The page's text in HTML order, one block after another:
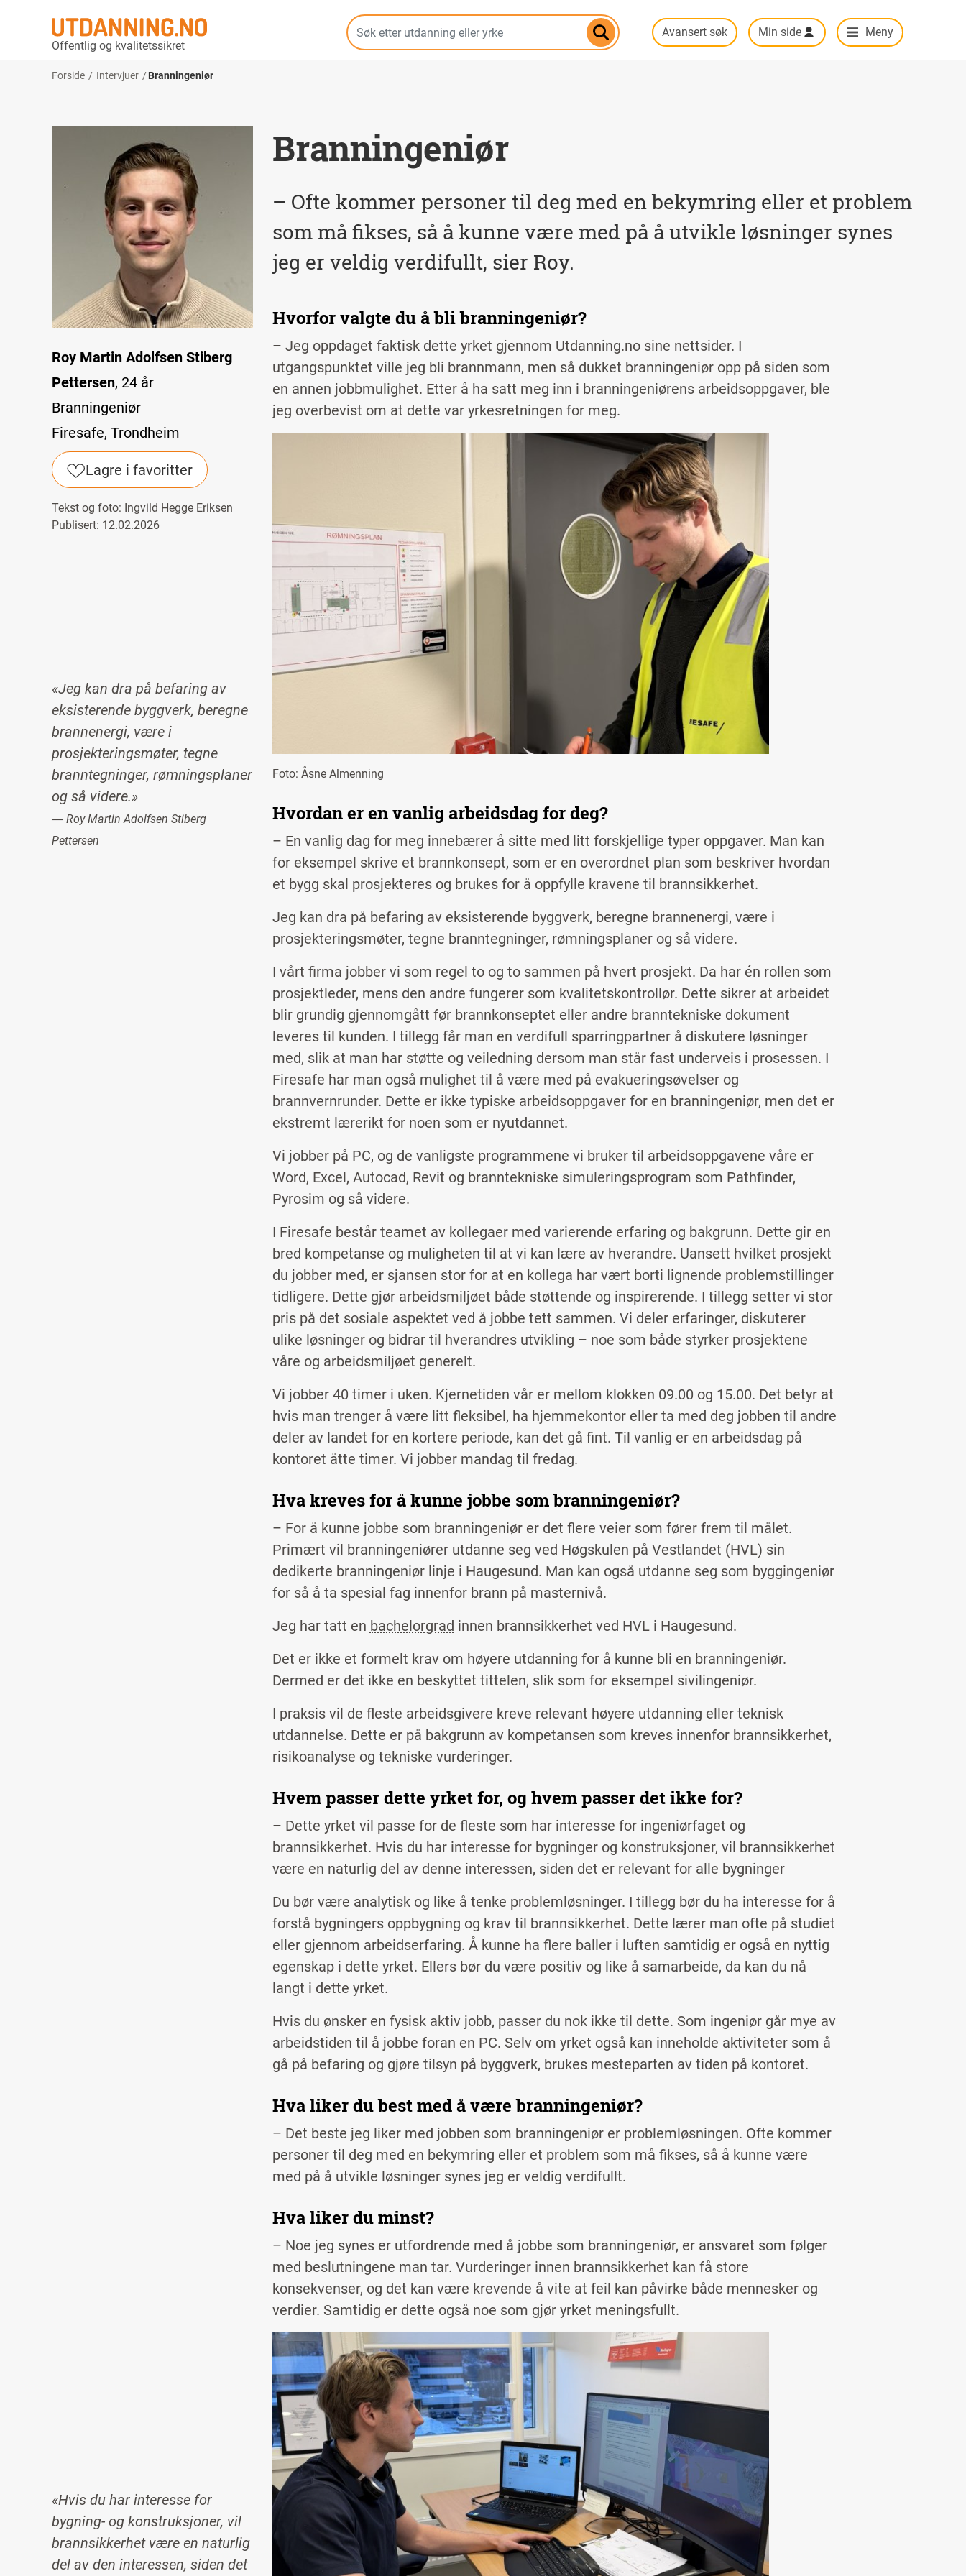
hovedinnhold
Offentlig og kvalitetssikret
Avansert søk Min side Meny
Forside Intervjuer Branningeniør
Branningeniør
– Ofte kommer personer til deg med en bekymring eller et problem
som må fikses, så å kunne være med på å utvikle løsninger synes
jeg er veldig verdifullt, sier Roy.
Roy Martin Adolfsen Stiberg
Pettersen, 24 år
Branningeniør
Firesafe, Trondheim
Lagre i favoritter
Tekst og foto: Ingvild Hegge Eriksen
Publisert: 12.02.2026
«Jeg kan dra på befaring av
eksisterende byggverk, beregne
brannenergi, være i
prosjekteringsmøter, tegne
branntegninger, rømningsplaner
og så videre.»
― Roy Martin Adolfsen Stiberg
Pettersen
«Hvis du har interesse for
bygning- og konstruksjoner, vil
brannsikkerhet være en naturlig
del av den interessen, siden det
Hvorfor valgte du å bli branningeniør?
– Jeg oppdaget faktisk dette yrket gjennom Utdanning.no sine nettsider. I
utgangspunktet ville jeg bli brannmann, men så dukket branningeniør opp på siden som
en annen jobbmulighet. Etter å ha satt meg inn i branningeniørens arbeidsoppgaver, ble
jeg overbevist om at dette var yrkesretningen for meg.
Foto: Åsne Almenning
Hvordan er en vanlig arbeidsdag for deg?
– En vanlig dag for meg innebærer å sitte med litt forskjellige typer oppgaver. Man kan
for eksempel skrive et brannkonsept, som er en overordnet plan som beskriver hvordan
et bygg skal prosjekteres og brukes for å oppfylle kravene til brannsikkerhet.
Jeg kan dra på befaring av eksisterende byggverk, beregne brannenergi, være i
prosjekteringsmøter, tegne branntegninger, rømningsplaner og så videre.
I vårt firma jobber vi som regel to og to sammen på hvert prosjekt. Da har én rollen som
prosjektleder, mens den andre fungerer som kvalitetskontrollør. Dette sikrer at arbeidet
blir grundig gjennomgått før brannkonseptet eller andre branntekniske dokument
leveres til kunden. I tillegg får man en verdifull sparringpartner å diskutere løsninger
med, slik at man har støtte og veiledning dersom man står fast underveis i prosessen. I
Firesafe har man også mulighet til å være med på evakueringsøvelser og
brannvernrunder. Dette er ikke typiske arbeidsoppgaver for en branningeniør, men det er
ekstremt lærerikt for noen som er nyutdannet.
Vi jobber på PC, og de vanligste programmene vi bruker til arbeidsoppgavene våre er
Word, Excel, Autocad, Revit og branntekniske simuleringsprogram som Pathfinder,
Pyrosim og så videre.
I Firesafe består teamet av kollegaer med varierende erfaring og bakgrunn. Dette gir en
bred kompetanse og muligheten til at vi kan lære av hverandre. Uansett hvilket prosjekt
du jobber med, er sjansen stor for at en kollega har vært borti lignende problemstillinger
tidligere. Dette gjør arbeidsmiljøet både støttende og inspirerende. I tillegg setter vi stor
pris på det sosiale aspektet ved å jobbe tett sammen. Vi deler erfaringer, diskuterer
ulike løsninger og bidrar til hverandres utvikling – noe som både styrker prosjektene
våre og arbeidsmiljøet generelt.
Vi jobber 40 timer i uken. Kjernetiden vår er mellom klokken 09.00 og 15.00. Det betyr at
hvis man trenger å være litt fleksibel, ha hjemmekontor eller ta med deg jobben til andre
deler av landet for en kortere periode, kan det gå fint. Til vanlig er en arbeidsdag på
kontoret åtte timer. Vi jobber mandag til fredag.
Hva kreves for å kunne jobbe som branningeniør?
– For å kunne jobbe som branningeniør er det flere veier som fører frem til målet.
Primært vil branningeniører utdanne seg ved Høgskulen på Vestlandet (HVL) sin
dedikerte branningeniør linje i Haugesund. Man kan også utdanne seg som byggingeniør
for så å ta spesial fag innenfor brann på masternivå.
Jeg har tatt en bachelorgrad innen brannsikkerhet ved HVL i Haugesund.
Det er ikke et formelt krav om høyere utdanning for å kunne bli en branningeniør.
Dermed er det ikke en beskyttet tittelen, slik som for eksempel sivilingeniør.
I praksis vil de fleste arbeidsgivere kreve relevant høyere utdanning eller teknisk
utdannelse. Dette er på bakgrunn av kompetansen som kreves innenfor brannsikkerhet,
risikoanalyse og tekniske vurderinger.
Hvem passer dette yrket for, og hvem passer det ikke for?
– Dette yrket vil passe for de fleste som har interesse for ingeniørfaget og
brannsikkerhet. Hvis du har interesse for bygninger og konstruksjoner, vil brannsikkerhet
være en naturlig del av denne interessen, siden det er relevant for alle bygninger
Du bør være analytisk og like å tenke problemløsninger. I tillegg bør du ha interesse for å
forstå bygningers oppbygning og krav til brannsikkerhet. Dette lærer man ofte på studiet
eller gjennom arbeidserfaring. Å kunne ha flere baller i luften samtidig er også en nyttig
egenskap i dette yrket. Ellers bør du være positiv og like å samarbeide, da kan du nå
langt i dette yrket.
Hvis du ønsker en fysisk aktiv jobb, passer du nok ikke til dette. Som ingeniør går mye av
arbeidstiden til å jobbe foran en PC. Selv om yrket også kan inneholde aktiviteter som å
gå på befaring og gjøre tilsyn på byggverk, brukes mesteparten av tiden på kontoret.
Hva liker du best med å være branningeniør?
– Det beste jeg liker med jobben som branningeniør er problemløsningen. Ofte kommer
personer til deg med en bekymring eller et problem som må fikses, så å kunne være
med på å utvikle løsninger synes jeg er veldig verdifullt.
Hva liker du minst?
– Noe jeg synes er utfordrende med å jobbe som branningeniør, er ansvaret som følger
med beslutningene man tar. Vurderinger innen brannsikkerhet kan få store
konsekvenser, og det kan være krevende å vite at feil kan påvirke både mennesker og
verdier. Samtidig er dette også noe som gjør yrket meningsfullt.
Image